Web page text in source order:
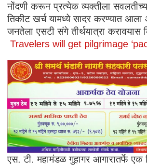
नोंदणी करून प्रत्येक व्यक्तीला सवलतीच्या
तिकीट खर्च यामध्ये सादर करण्यात
जनतेला एसटी संगे तीर्थयात्रा करावयास
Travelers will get pilgrimage
एस. टी. महामंडळ गुहागर आगारातर्फे एक